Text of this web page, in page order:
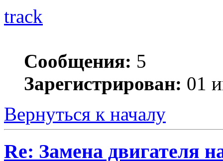
track
Сообщения: 5
Зарегистрирован: 01
Вернуться к началу
Re: Замена двигателя